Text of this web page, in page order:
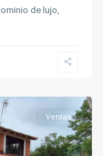
de lujo,
Ventas